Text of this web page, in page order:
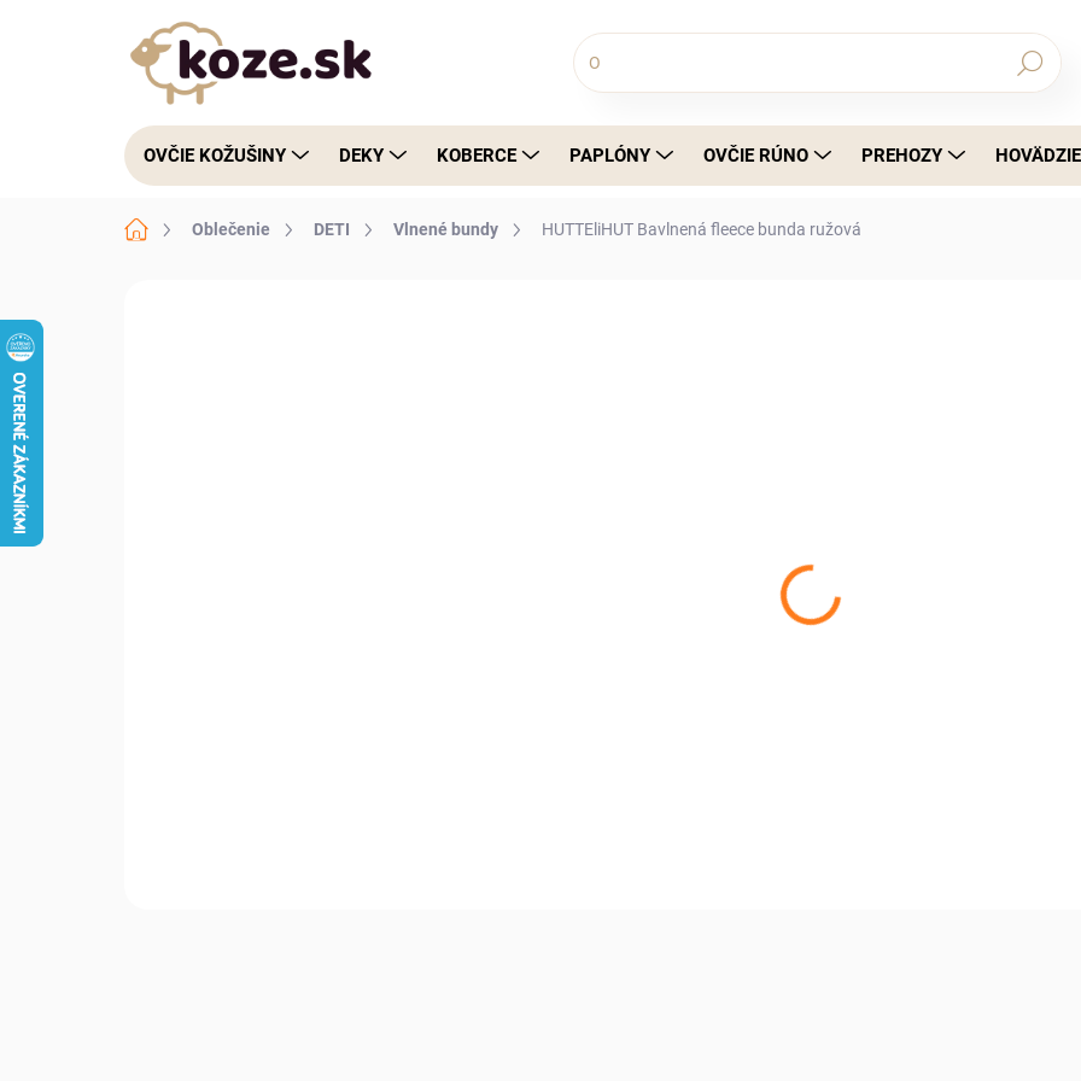
Hľadať
OVČIE KOŽUŠINY DEKY KOBERCE PAPLÓNY OVČIE RÚNO PREHOZY
DomovOblečenie DETI Vlnené bundy HUTTEliHUT Bavlnená fleece bunda ružová